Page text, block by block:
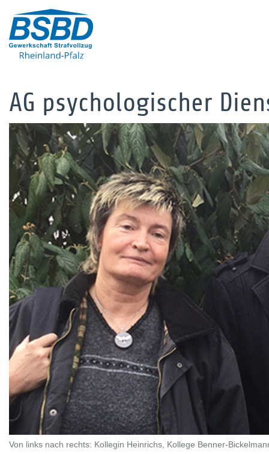
AG psychologischer
Von links nach rechts: Kollegin Heinrichs, Kollege Benner-